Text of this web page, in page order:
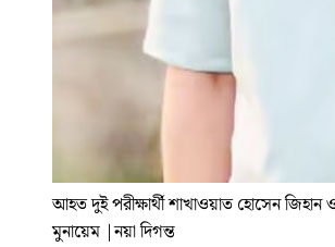
আহত দুই পরীক্ষার্থী শাখাওয়াত হোসেন জিহান
মুনায়েম |নয়া দিগন্ত